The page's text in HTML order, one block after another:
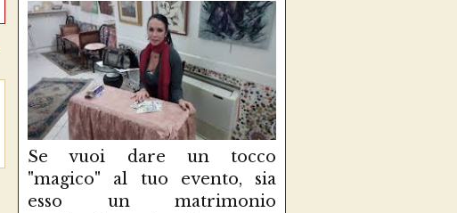
Se vuoi dare un tocco
"magico" al tuo evento, sia
esso un matrimonio